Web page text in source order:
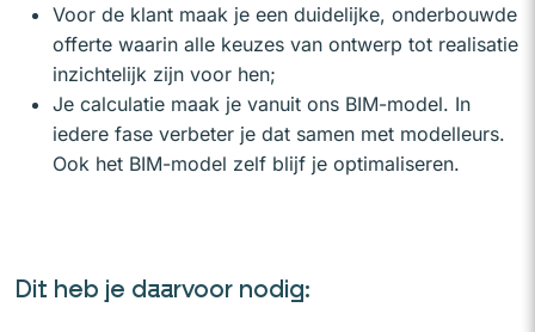
Voor de klant maak je een duidelijke, onderbouwde
offerte waarin alle keuzes van ontwerp tot realisatie
inzichtelijk zijn voor hen;
Je calculatie maak je vanuit ons BIM-model. In
iedere fase verbeter je dat samen met modelleurs.
Ook het BIM-model zelf blijf je optimaliseren.
Dit heb je daarvoor nodig: